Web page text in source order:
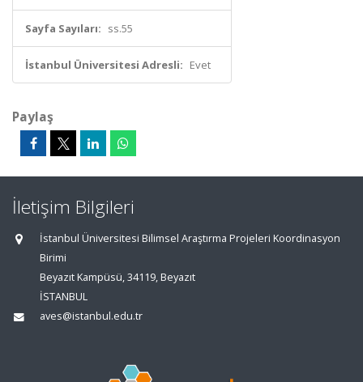
Sayfa Sayıları: ss.55
İstanbul Üniversitesi Adresli: Evet
Paylaş
İletişim Bilgileri
İstanbul Üniversitesi Bilimsel Araştırma Projeleri Koordinasyon
Birimi
Beyazıt Kampüsü, 34119, Beyazıt
İSTANBUL
aves@istanbul.edu.tr